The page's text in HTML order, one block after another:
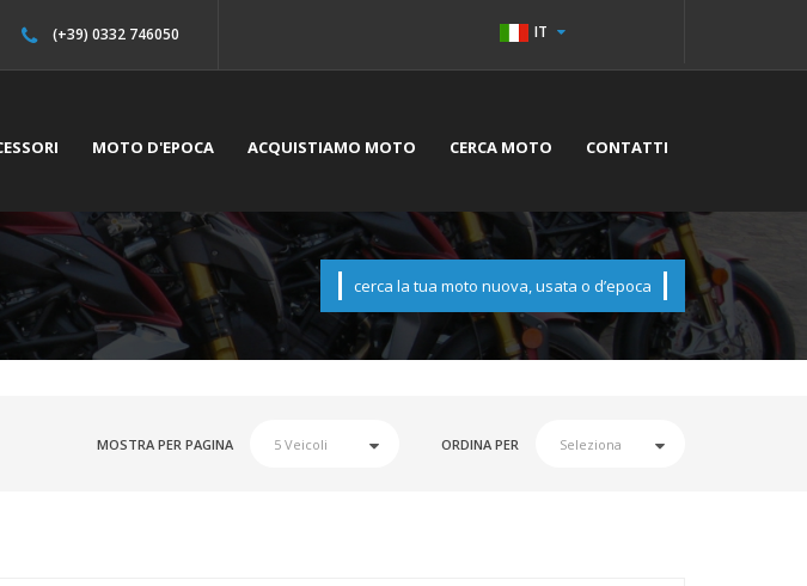
(+39) 0332 746050 IT
MOTO D'EPOCA ACQUISTIAMO MOTO CERCA MOTO CONTATTI
cerca la tua moto nuova, usata o d’epoca
MOSTRA PER PAGINA ORDINA PER